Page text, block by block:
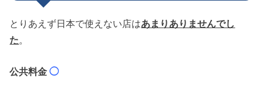
とりあえず日本で使えない店はあまりありませんでし
た。
公共料金◯